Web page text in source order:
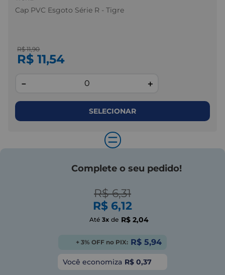
Cap PVC Esgoto Série R - Tigre
R$ 11,90
R$ 11,54
＋
－
SELECIONAR
=
Complete o seu pedido!
R$ 6,31
R$ 6,12
Até 3x de R$ 2,04
+ 3% OFF no PIX: R$ 5,94
Você economiza R$ 0,37